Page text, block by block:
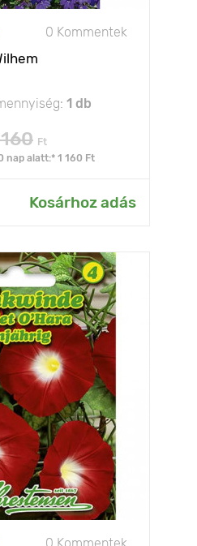
0 Kommentek
1 db
Ft
nap alatt:* 1 160 Ft
Kosárhoz adás
0 Kommentek